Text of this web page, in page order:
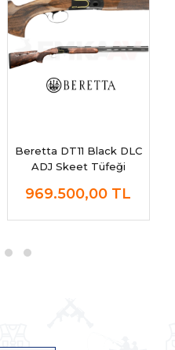
Beretta DT11 Black DLC
ADJ Skeet Tüfeği
969.500,00 TL